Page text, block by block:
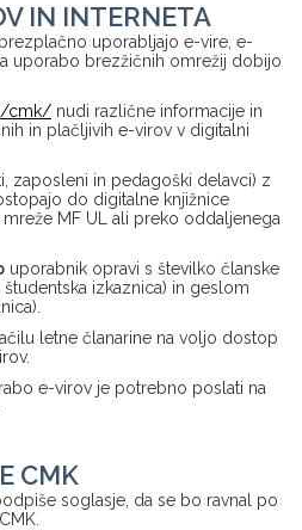
IN INTERNETA
uporabljajo e-vire, e-
uporabo brezžičnih omrežij dobijo
cmk/ nudi različne informacije in
in plačljivih e-virov v digitalni
zaposleni in pedagoški delavci) z
do digitalne knjižnice
MF UL ali preko oddaljenega
uporabnik opravi s številko članske
izkaznica) in geslom
letne članarine na voljo dostop
e-virov je potrebno poslati na
CMK
soglasje, da se bo ravnal po